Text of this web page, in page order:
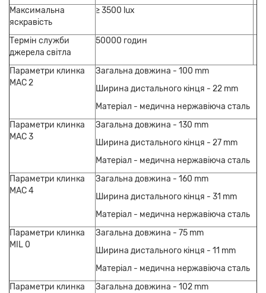
Максимальна
яскравість
≥ 3500 lux
Термін служби
джерела світла
50000 годин
Параметри клинка
MAC 2
Загальна довжина - 100 mm
Ширина дистального кінця - 22 mm
Матеріал - медична нержавіюча сталь
Параметри клинка
MAC 3
Загальна довжина - 130 mm
Ширина дистального кінця - 27 mm
Матеріал - медична нержавіюча сталь
Параметри клинка
MAC 4
Загальна довжина - 160 mm
Ширина дистального кінця - 31 mm
Матеріал - медична нержавіюча сталь
Параметри клинка
MIL 0
Загальна довжина - 75 mm
Ширина дистального кінця - 11 mm
Матеріал - медична нержавіюча сталь
Параметри клинка
Загальна довжина - 102 mm